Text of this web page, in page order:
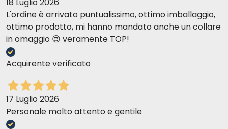
L'ordine è arrivato puntualissimo, ottimo imballaggio,
ottimo prodotto, mi hanno mandato anche un collare
in omaggio 😍 veramente TOP!
Acquirente verificato
17 Luglio 2026
Personale molto attento e gentile